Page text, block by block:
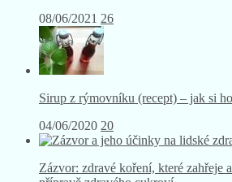
08/06/2021 26
Sirup z rýmovníku (recept) – jak si
04/06/2020 20
Zázvor: zdravé koření, které zahřeje